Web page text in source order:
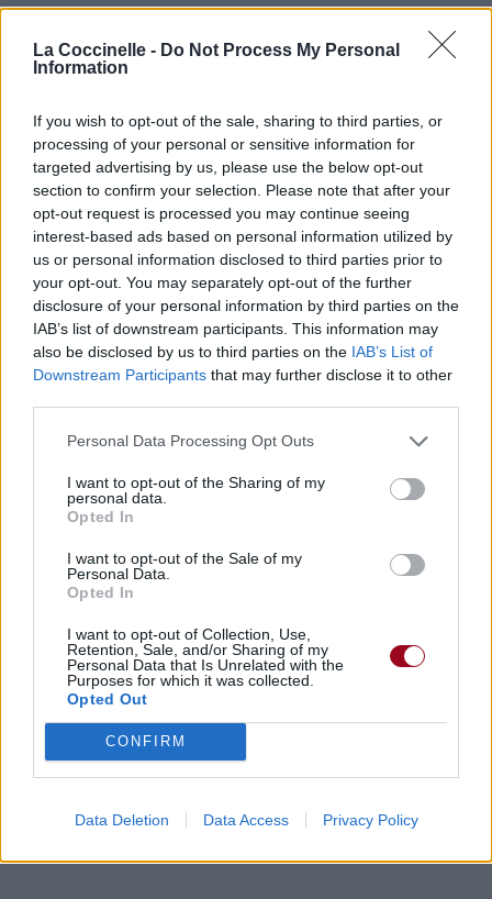
La Coccinelle - Do Not Process My Personal
Information
If you wish to opt-out of the sale, sharing to third parties, or
processing of your personal or sensitive information for
targeted advertising by us, please use the below opt-out
section to confirm your selection. Please note that after your
opt-out request is processed you may continue seeing
interest-based ads based on personal information utilized by
us or personal information disclosed to third parties prior to
your opt-out. You may separately opt-out of the further
disclosure of your personal information by third parties on the
IAB’s list of downstream participants. This information may
also be disclosed by us to third parties on the IAB’s List of
Downstream Participants that may further disclose it to other
Personal Data Processing Opt Outs
I want to opt-out of the Sharing of my
personal data.
Opted In
I want to opt-out of the Sale of my
Personal Data.
Opted In
I want to opt-out of Collection, Use,
Retention, Sale, and/or Sharing of my
Personal Data that Is Unrelated with the
Purposes for which it was collected.
Opted Out
CONFIRM
Data Deletion Data Access Privacy Policy
Chanson sans vidéo Chanson sans vidéo
Chanson sans vidéo
Paroles + Traduction Téléchargement
Vidéos